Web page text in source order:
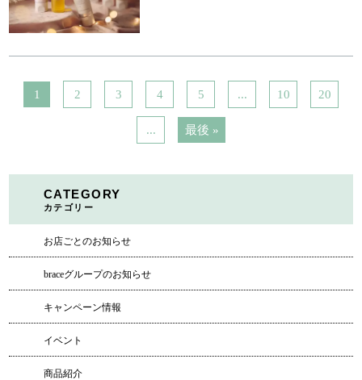
1 2 3 4 5 ... 10 20
... 最後 »
CATEGORY
カテゴリー
お店ごとのお知らせ
braceグループのお知らせ
キャンペーン情報
イベント
商品紹介